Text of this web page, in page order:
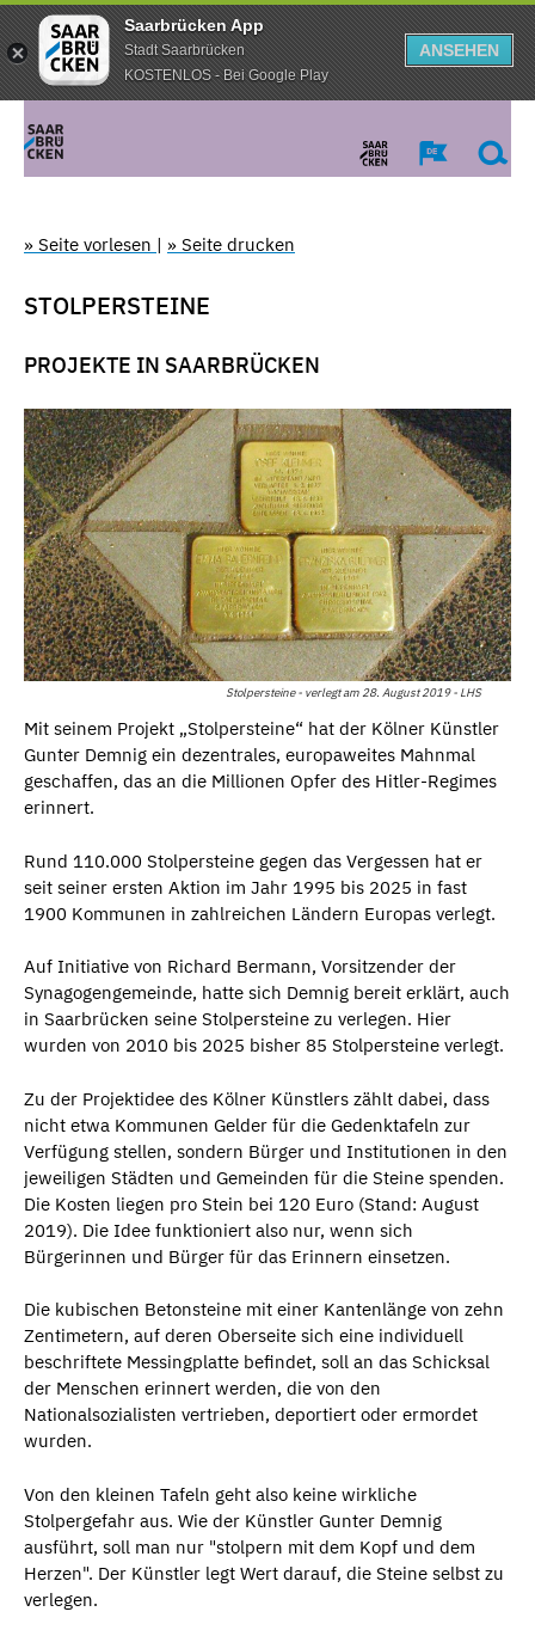
Saarbrücken App
Stadt Saarbrücken
KOSTENLOS - Bei Google Play
ANSEHEN
» Seite vorlesen | » Seite drucken
STOLPERSTEINE
PROJEKTE IN SAARBRÜCKEN
Stolpersteine - verlegt am 28. August 2019 - LHS
Mit seinem Projekt „Stolpersteine“ hat der Kölner Künstler
Gunter Demnig ein dezentrales, europaweites Mahnmal
geschaffen, das an die Millionen Opfer des Hitler-Regimes
erinnert.
Rund 110.000 Stolpersteine gegen das Vergessen hat er
seit seiner ersten Aktion im Jahr 1995 bis 2025 in fast
1900 Kommunen in zahlreichen Ländern Europas verlegt.
Auf Initiative von Richard Bermann, Vorsitzender der
Synagogengemeinde, hatte sich Demnig bereit erklärt, auch
in Saarbrücken seine Stolpersteine zu verlegen. Hier
wurden von 2010 bis 2025 bisher 85 Stolpersteine verlegt.
Zu der Projektidee des Kölner Künstlers zählt dabei, dass
nicht etwa Kommunen Gelder für die Gedenktafeln zur
Verfügung stellen, sondern Bürger und Institutionen in den
jeweiligen Städten und Gemeinden für die Steine spenden.
Die Kosten liegen pro Stein bei 120 Euro (Stand: August
2019). Die Idee funktioniert also nur, wenn sich
Bürgerinnen und Bürger für das Erinnern einsetzen.
Die kubischen Betonsteine mit einer Kantenlänge von zehn
Zentimetern, auf deren Oberseite sich eine individuell
beschriftete Messingplatte befindet, soll an das Schicksal
der Menschen erinnert werden, die von den
Nationalsozialisten vertrieben, deportiert oder ermordet
wurden.
Von den kleinen Tafeln geht also keine wirkliche
Stolpergefahr aus. Wie der Künstler Gunter Demnig
ausführt, soll man nur "stolpern mit dem Kopf und dem
Herzen". Der Künstler legt Wert darauf, die Steine selbst zu
verlegen.